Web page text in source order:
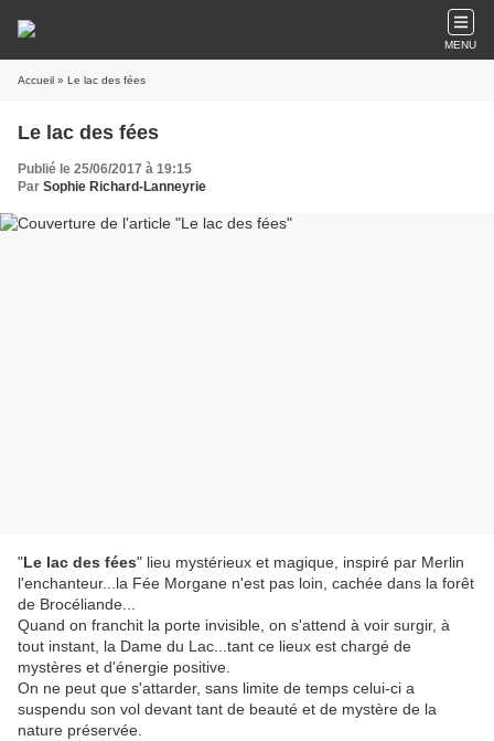
MENU
Accueil » Le lac des fées
Le lac des fées
Publié le 25/06/2017 à 19:15
Par Sophie Richard-Lanneyrie
"Le lac des fées" lieu mystérieux et magique, inspiré par Merlin
l'enchanteur...la Fée Morgane n'est pas loin, cachée dans la forêt
de Brocéliande...
Quand on franchit la porte invisible, on s'attend à voir surgir, à
tout instant, la Dame du Lac...tant ce lieux est chargé de
mystères et d'énergie positive.
On ne peut que s'attarder, sans limite de temps celui-ci a
suspendu son vol devant tant de beauté et de mystère de la
nature préservée.